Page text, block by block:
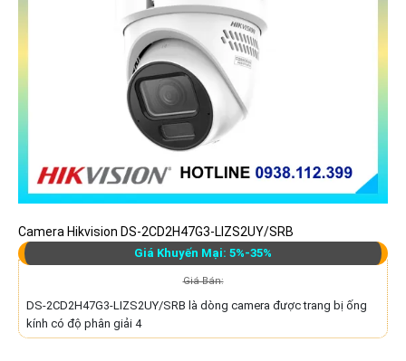
Camera Hikvision DS-2CD2H47G3-LIZS2UY/SRB
Giá Khuyến Mại: 5%-35%
Giá Bán:
DS-2CD2H47G3-LIZS2UY/SRB là dòng camera được trang bị ống
kính có độ phân giải 4